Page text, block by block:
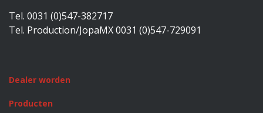
Tel. 0031 (0)547-382717
Tel. Production/JopaMX 0031 (0)547-729091
Dealer worden
Producten